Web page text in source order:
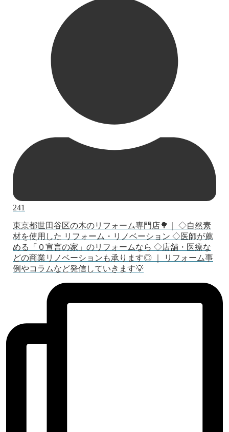
241
東京都世田谷区の木のリフォーム専門店🌳｜ ◇自然素
材を使用した リフォーム・リノベーション ◇医師が薦
める「０宣言の家」のリフォームなら ◇店舗・医療な
どの商業リノベーションも承ります◎ ｜ リフォーム事
例やコラムなど発信していきます💡